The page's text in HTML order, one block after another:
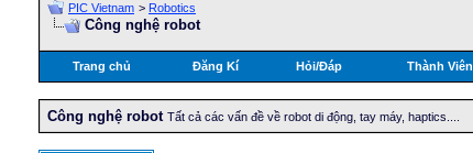
PIC Vietnam > Robotics
Công nghệ robot
Trang chủ Đăng Kí Hỏi/Ðáp Thành Viên
Công nghệ robot Tất cả các vấn đề về robot di động, tay máy, haptics....